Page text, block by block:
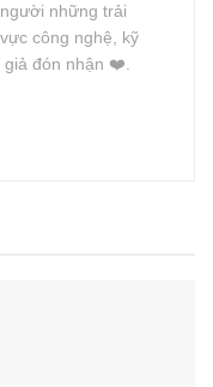
những trải
công nghệ, kỹ
đón nhận ❤️.